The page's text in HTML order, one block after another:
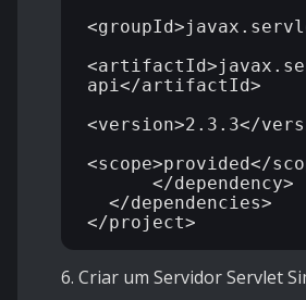
api</artifactId>
<version>2.3.3</
<scope>provided</
</dependency>
</dependencies>
6. Criar um Servidor Servlet